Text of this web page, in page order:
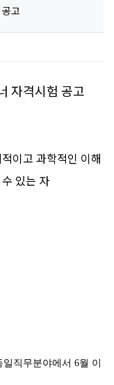
고
자격시험 공고
이고 과학적인 이해
있는 자
직무분야에서 6월 이